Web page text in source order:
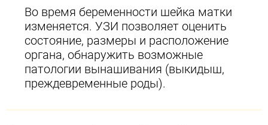
Во время беременности шейка матки
изменяется. УЗИ позволяет оценить
состояние, размеры и расположение
органа, обнаружить возможные
патологии вынашивания (выкидыш,
преждевременные роды).